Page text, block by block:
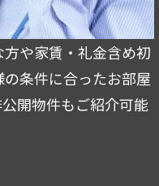
や家賃・礼金含め初
条件に合ったお部屋
開物件もご紹介可能